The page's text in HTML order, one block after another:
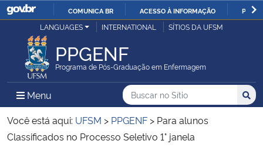
IR
COMUNICA BR ACESSO À INFORMAÇÃO
Ministério da Justiça e Segurança Pública
Ministério da Defesa
Ministério das Relações Exteriores
LANGUAGES INTERNATIONAL SÍTIOS DA UFSM
PPGENF
Programa de Pós-Graduação em Enfermagem
Menu Menu Principal do Sítio
Busca
Buscar no no Sítio
Busca:
Você está aqui: UFSM > PPGENF > Para alunos
Classificados no Processo Seletivo 1° janela